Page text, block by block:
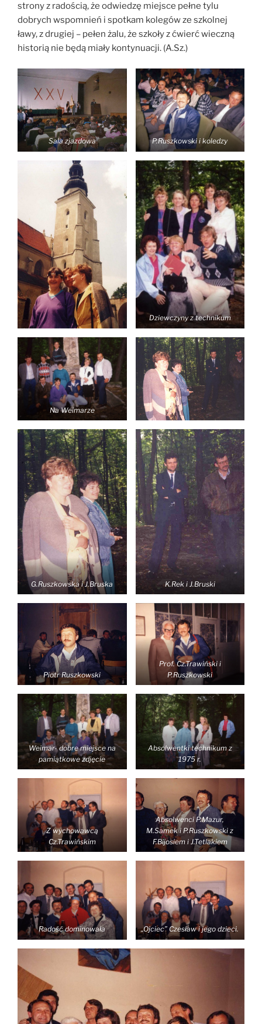
strony z radością, że odwiedzę miejsce pełne tylu
dobrych wspomnień i spotkam kolegów ze szkolnej
ławy, z drugiej – pełen żalu, że szkoły z ćwierć wieczną
historią nie będą miały kontynuacji. (A.Sz.)
Sala zjazdowa P.Ruszkowski i koledzy
Dziewczyny z technikum
Na Weimarze
G.Ruszkowska i J.Bruska K.Rek i J.Bruski
Piotr Ruszkowski
Prof. Cz.Trawiński i
P.Ruszkowski
Weimar- dobre miejsce na
pamiątkowe zdjęcie
Absolwentki technikum z
1975 r.
Z wychowawcą
Cz.Trawińskim
Absolwenci P.Mazur,
M.Samek i P.Ruszkowski z
F.Bijosiem i J.Tetlakiem
Radość dominowała „Ojciec” Czesław i jego dzieci.